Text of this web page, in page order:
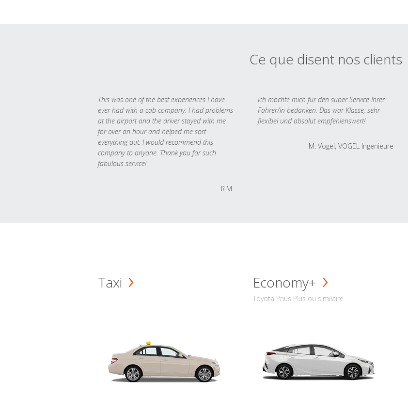
Ce que disent nos clients
This was one of the best experiences I have
ever had with a cab company. I had problems
at the airport and the driver stayed with me
for over an hour and helped me sort
everything out. I would recommend this
company to anyone. Thank you for such
fabulous service!
R.M.
Ich möchte mich für den super Service Ihrer
Fahrer/in bedanken. Das war Klasse, sehr
flexibel und absolut empfehlenswert!
M. Vogel, VOGEL Ingenieure
Taxi Economy+
Toyota Prius Plus ou similaire